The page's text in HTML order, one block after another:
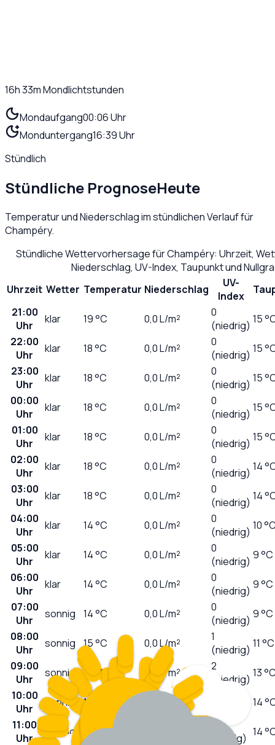
16h 33mMondlichtstunden
Mondaufgang00:06 Uhr
Monduntergang16:39 Uhr
Stündlich
Stündliche PrognoseHeute
Temperatur und Niederschlag im stündlichen Verlauf für
Champéry.
Stündliche Wettervorhersage fürChampéry: Uhrzeit,
Niederschlag, UV-Index, Taupunkt und
Uhrzeit Wetter Temperatur Niederschlag
UV-
Index
21:00
Uhr
klar 19°C 0,0L/m²
0
(niedrig) 15
22:00
Uhr
klar 18°C 0,0L/m²
0
(niedrig) 15
23:00
Uhr
klar 18°C 0,0L/m²
0
(niedrig) 15
00:00
Uhr
klar 18°C 0,0L/m²
0
(niedrig) 15
01:00
Uhr
klar 18°C 0,0L/m²
0
(niedrig) 15
02:00
Uhr
klar 18°C 0,0L/m²
0
(niedrig) 14
03:00
Uhr
klar 18°C 0,0L/m²
0
(niedrig) 14
04:00
Uhr
klar 14°C 0,0L/m²
0
(niedrig) 10
05:00
Uhr
klar 14°C 0,0L/m²
0
(niedrig) 9 °C
06:00
Uhr
klar 14°C 0,0L/m²
0
(niedrig) 9 °C
07:00
Uhr
sonnig 14°C 0,0L/m²
0
(niedrig) 9 °C
08:00
Uhr
sonnig 15°C 0,0L/m²
1
(niedrig) 11 °C
09:00
Uhr
sonnig °C 0,0 L/m²
2
(niedrig) 13
10:00
Uhr
sonnig 19 L/m²
14
11:00
Uhr
sonnig 21°C
(mäßig) 14